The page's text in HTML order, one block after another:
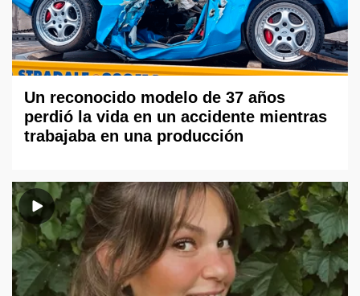
Un reconocido modelo de 37 años
perdió la vida en un accidente mientras
trabajaba en una producción